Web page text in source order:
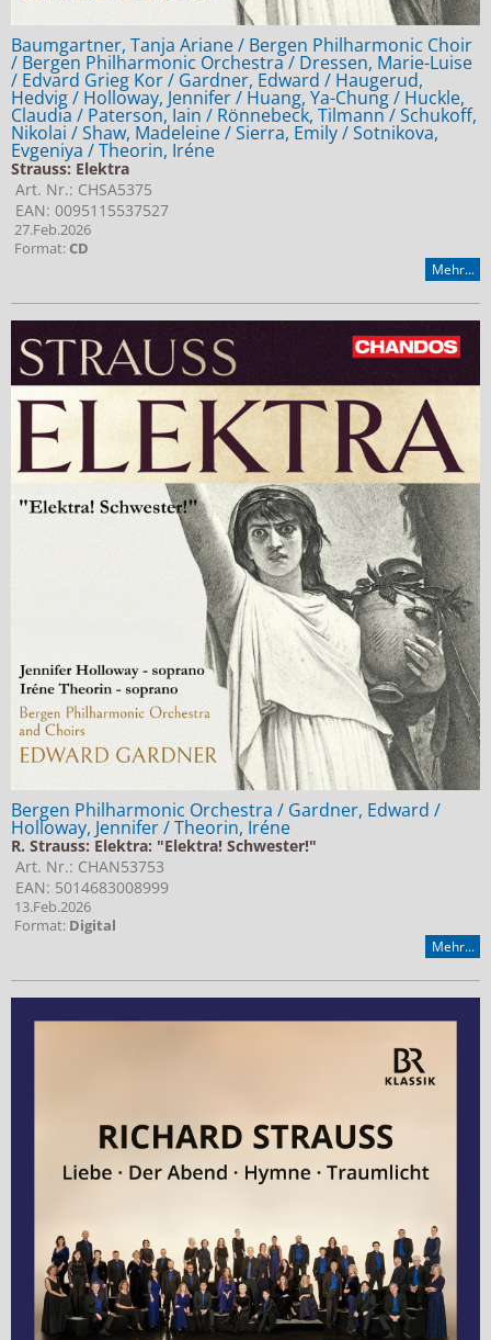
Baumgartner, Tanja Ariane / Bergen Philharmonic Choir
/ Bergen Philharmonic Orchestra / Dressen, Marie-Luise
/ Edvard Grieg Kor / Gardner, Edward / Haugerud,
Hedvig / Holloway, Jennifer / Huang, Ya-Chung / Huckle,
Claudia / Paterson, Iain / Rönnebeck, Tilmann / Schukoff,
Nikolai / Shaw, Madeleine / Sierra, Emily / Sotnikova,
Evgeniya / Theorin, Iréne
Strauss: Elektra
Art. Nr.: CHSA5375
EAN: 0095115537527
27.Feb.2026
Format:CD
Mehr...
Bergen Philharmonic Orchestra / Gardner, Edward /
Holloway, Jennifer / Theorin, Iréne
R. Strauss: Elektra: "Elektra! Schwester!"
Art. Nr.: CHAN53753
EAN: 5014683008999
13.Feb.2026
Format: Digital
Mehr...